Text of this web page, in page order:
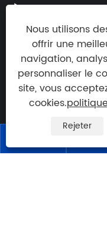
À PROPOS DE
PRODUITS
NOUVELLES
+86-
Nous utilisons
offrir une
navigation,
personnaliser le
site, vous
cookies.
Rejeter